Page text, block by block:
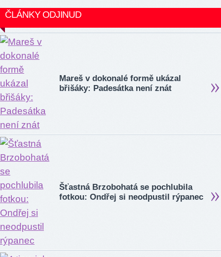
ČLÁNKY ODJINUD
Mareš v dokonalé formě ukázal
břišáky: Padesátka není znát
Šťastná Brzobohatá se pochlubila
fotkou: Ondřej si neodpustil rýpanec